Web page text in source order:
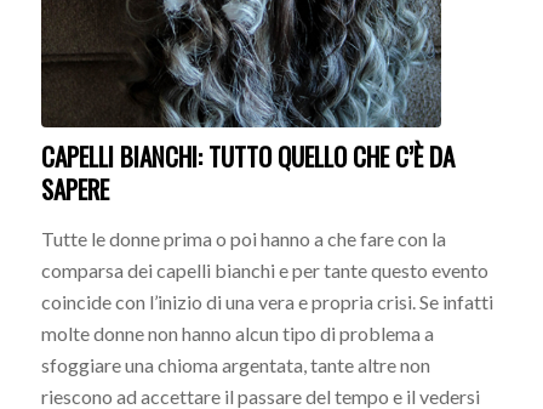
CAPELLI BIANCHI: TUTTO QUELLO CHE C’È DA
SAPERE
Tutte le donne prima o poi hanno a che fare con la
comparsa dei capelli bianchi e per tante questo evento
coincide con l’inizio di una vera e propria crisi. Se infatti
molte donne non hanno alcun tipo di problema a
sfoggiare una chioma argentata, tante altre non
riescono ad accettare il passare del tempo e il vedersi